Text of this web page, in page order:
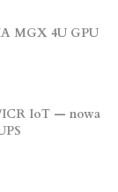
MGX 4U GPU
ICR IoT — nowa